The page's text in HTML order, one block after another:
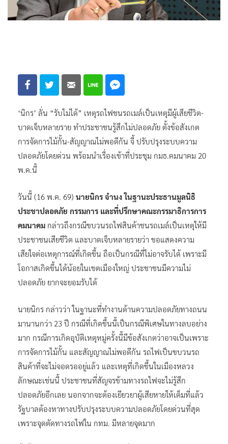
‘นิกร’ ลั่น “รับไม่ได้” เหตุรถไฟชนรถเมล์เป็นเหตุมีผู้เสียชีวิต-
บาดเจ็บหลายราย ทำประชาชนรู้สึกไม่ปลอดภัย ตั้งข้อสังเกต
การจัดการไม้กั้น-สัญญาณไม่พอดีกัน จี้ ปรับปรุงระบบความ
ปลอดภัยโดยด่วน พร้อมนำเรื่องเข้าที่ประชุม กมธ.คมนาคม 20
พ.ค.นี้
วันนี้ (16 พ.ค. 69) นายนิกร จำนง ในฐานะประธานมูลนิธิ
ประชาปลอดภัย กรรมการ และที่ปรึกษาคณะกรรมาธิการการ
คมนาคม กล่าวถึงกรณีขบวนรถไฟสินค้าชนรถเมล์เป็นเหตุให้มี
ประชาชนเสียชีวิต และบาดเจ็บหลายรายว่า ขอแสดงความ
เสียใจต่อเหตุการณ์ที่เกิดขึ้น ถือเป็นกรณีที่ไม่อาจรับได้ เพราะมี
โอกาสเกิดขึ้นได้น้อยในเขตเมืองใหญ่ ประชาชนมีความไม่
ปลอดภัย ยากจะยอมรับได้
นายนิกร กล่าวว่า ในฐานะที่ทำงานด้านความปลอดภัยทางถนน
มานานกว่า 23 ปี กรณีที่เกิดขึ้นนี้เป็นกรณีพิเศษในทางลบอย่าง
มาก กรณีการเกิดอุบัติเหตุหมู่ครั้งนี้มีข้อสังเกตว่าอาจเป็นเพราะ
การจัดการไม้กั้น และสัญญาณไม่พอดีกัน รถไฟเป็นขบวนรถ
สินค้าที่จะไม่จอดรออยู่แล้ว และเหตุที่เกิดขึ้นในเมืองหลวง
ลักษณะเช่นนี้ ประชาชนที่สัญจรข้ามทางรถไฟจะไม่รู้สึก
ปลอดภัยอีกเลย นอกจากจะต้องเยียวยาผู้เสียหายให้เต็มที่แล้ว
รัฐบาลต้องหาทางปรับปรุงระบบความปลอดภัยโดยด่วนที่สุด
เพราะจุดตัดทางรถไฟใน กทม. มีหลายจุดมาก